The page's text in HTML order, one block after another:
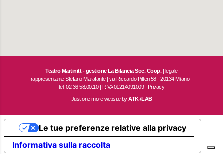
Teatro Martinitt - gestione La Bilancia Soc. Coop.| legale
rappresentante Stefano Marafante | via Riccardo Pitteri 58 - 20134 Milano -
tel. 02 36.58.00.10 | P.IVA 01214091009 | Privacy
Just one more website byATK+LAB
Informativa sulla raccolta
Le tue preferenze relative alla privacy